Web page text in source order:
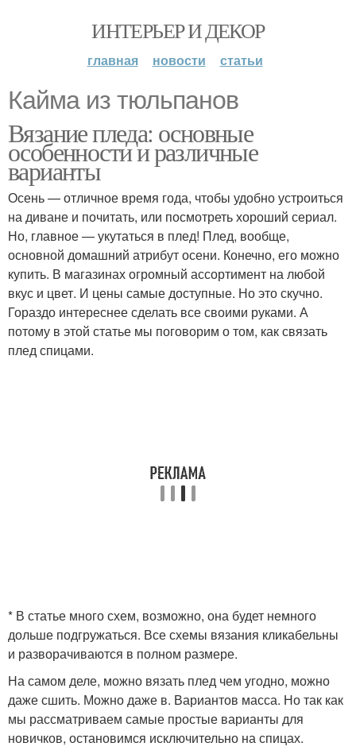
ИНТЕРЬЕР И ДЕКОР
главная новости статьи
Кайма из тюльпанов
Вязание пледа: основные
особенности и различные
варианты
Осень — отличное время года, чтобы удобно устроиться
на диване и почитать, или посмотреть хороший сериал.
Но, главное — укутаться в плед! Плед, вообще,
основной домашний атрибут осени. Конечно, его можно
купить. В магазинах огромный ассортимент на любой
вкус и цвет. И цены самые доступные. Но это скучно.
Гораздо интереснее сделать все своими руками. А
потому в этой статье мы поговорим о том, как связать
плед спицами.
* В статье много схем, возможно, она будет немного
дольше подгружаться. Все схемы вязания кликабельны
и разворачиваются в полном размере.
На самом деле, можно вязать плед чем угодно, можно
даже сшить. Можно даже в. Вариантов масса. Но так как
мы рассматриваем самые простые варианты для
новичков, остановимся исключительно на спицах.